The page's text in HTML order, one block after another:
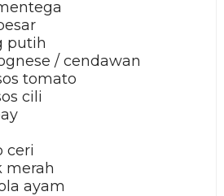
putih
/ cendawan
tomato
cili
ceri
merah
ayam